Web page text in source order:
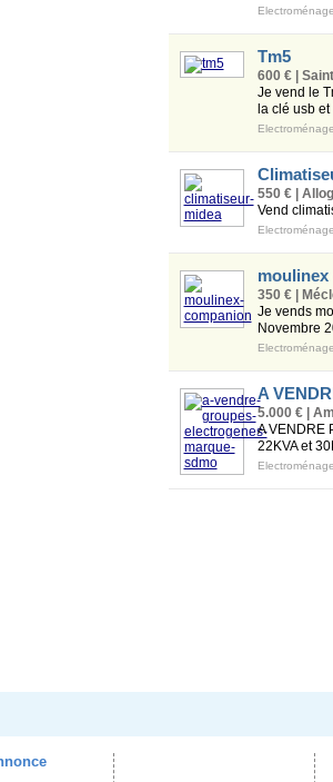
Tm5
600 € |
Je vend le
la clé usb
550 € |
Vend
350 € |
Je vends
Novembre
A
5.000 € |
A VENDRE
22KVA et